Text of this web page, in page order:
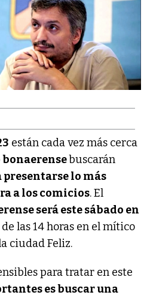
están cada vez más cerca
buscarán
lo más
a los comicios. El
será este sábado en
las 14 horas en el mítico
ciudad Feliz.
para tratar en este
es buscar una